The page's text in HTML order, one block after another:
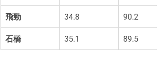
飛勁 34.8 90.2
石橋 35.1 89.5